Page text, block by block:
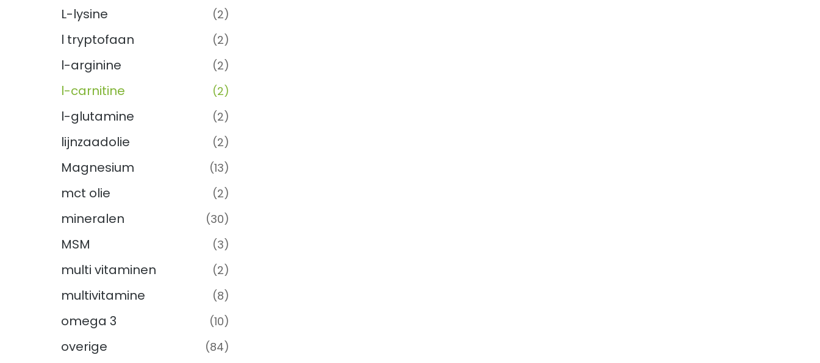
L-lysine (2)
l tryptofaan (2)
l-arginine (2)
l-carnitine (2)
l-glutamine (2)
lijnzaadolie (2)
Magnesium (13)
mct olie (2)
mineralen (30)
MSM (3)
multi vitaminen (2)
multivitamine (8)
omega 3 (10)
overige (84)